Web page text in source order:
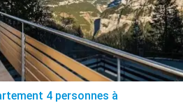
4 personnes à